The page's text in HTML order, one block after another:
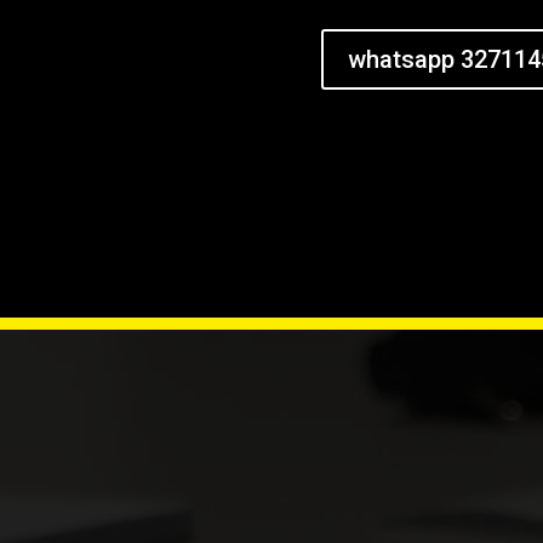
whatsapp